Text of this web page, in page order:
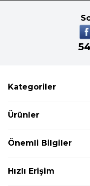
Kategoriler
Ürünler
Önemli Bilgiler
Hızlı Erişim